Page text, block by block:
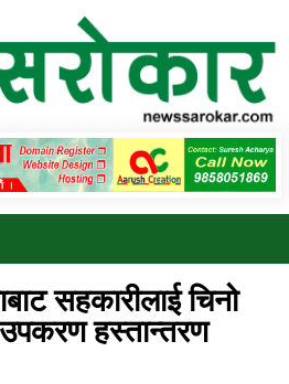
कार्यालय जुम्ला सुचना सन्देश
सहकारीलाई चिनो
हस्तान्तरण